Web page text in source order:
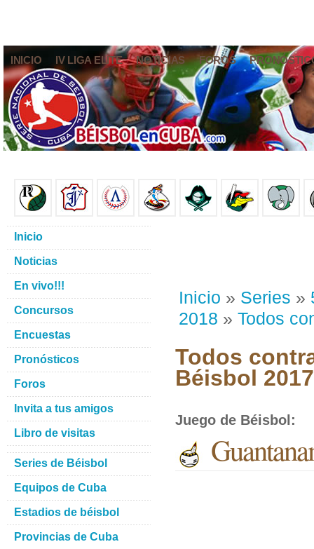
INICIO IV LIGA ELITE NOTICIAS FOROS
Inicio » Series »
2018 » Todos
Todos
Béisbol
Juego de Béisbol :
Inicio
Noticias
En vivo!!!
Concursos
Encuestas
Pronósticos
Foros
Invita a tus amigos
Libro de visitas
Series de Béisbol
Equipos de Cuba
Estadios de béisbol
Provincias de Cuba